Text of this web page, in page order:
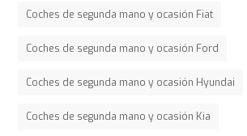
Coches de segunda mano y ocasión Fiat
Coches de segunda mano y ocasión Ford
Coches de segunda mano y ocasión Hyundai
Coches de segunda mano y ocasión Kia